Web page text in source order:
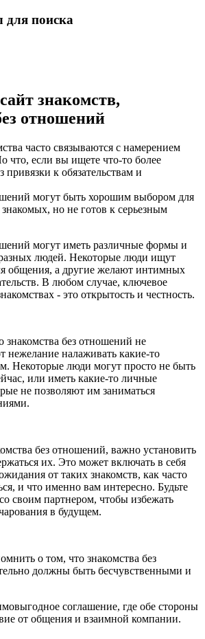
для поиска
знакомств,
отношений
часто связываются с намерением
что, если вы ищете что-то более
к обязательствам и
могут быть хорошим выбором для
но не готов к серьезным
могут иметь различные формы и
разных людей. Некоторые люди ищут
общения, а другие желают интимных
В любом случае, ключевое
- это открытость и честность.
без отношений не
нежелание налаживать какие-то
Некоторые люди могут просто не быть
или иметь какие-то личные
не позволяют им заниматься
без отношений, важно установить
их. Это может включать в себя
от таких знакомств, как часто
и что именно вам интересно. Будьте
своим партнером, чтобы избежать
в будущем.
о том, что знакомства без
должны быть бесчувственными и
соглашение, где обе стороны
от общения и взаимной компании.